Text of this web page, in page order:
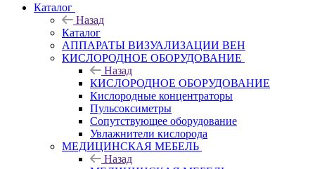
Каталог
Назад
Каталог
АППАРАТЫ ВИЗУАЛИЗАЦИИ ВЕН
КИСЛОРОДНОЕ ОБОРУДОВАНИЕ
Назад
КИСЛОРОДНОЕ ОБОРУДОВАНИЕ
Кислородные концентраторы
Пульсоксиметры
Сопутствующее оборудование
Увлажнители кислорода
МЕДИЦИНСКАЯ МЕБЕЛЬ
Назад